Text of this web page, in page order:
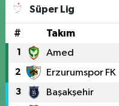
Süper Lig
# Takım
1 Amed
2 Erzurumspor FK
3 Başakşehir